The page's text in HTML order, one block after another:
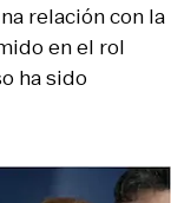
relación con la
en el rol
ha sido